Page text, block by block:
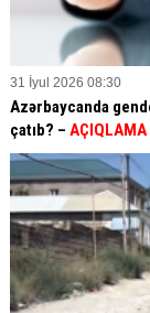
31 İyul 2026 08:30
Azərbaycanda
çatıb? – AÇIQLAMA